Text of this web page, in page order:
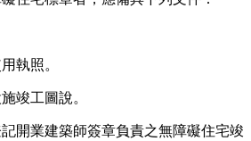
執照。
竣工圖說。
開業建築師簽章負責之無障礙住宅竣